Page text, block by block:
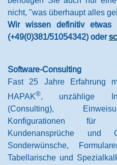
nicht, "was überhaupt alles
Wir wissen definitiv
(+49(0)381/51054342) oder
Software-Consulting
Fast 25 Jahre Erfahrung
HAPAK®, unzählige
(Consulting),
Konfigurationen für
Kundenansprüche und
Sonderwünsche,
Tabellarische und